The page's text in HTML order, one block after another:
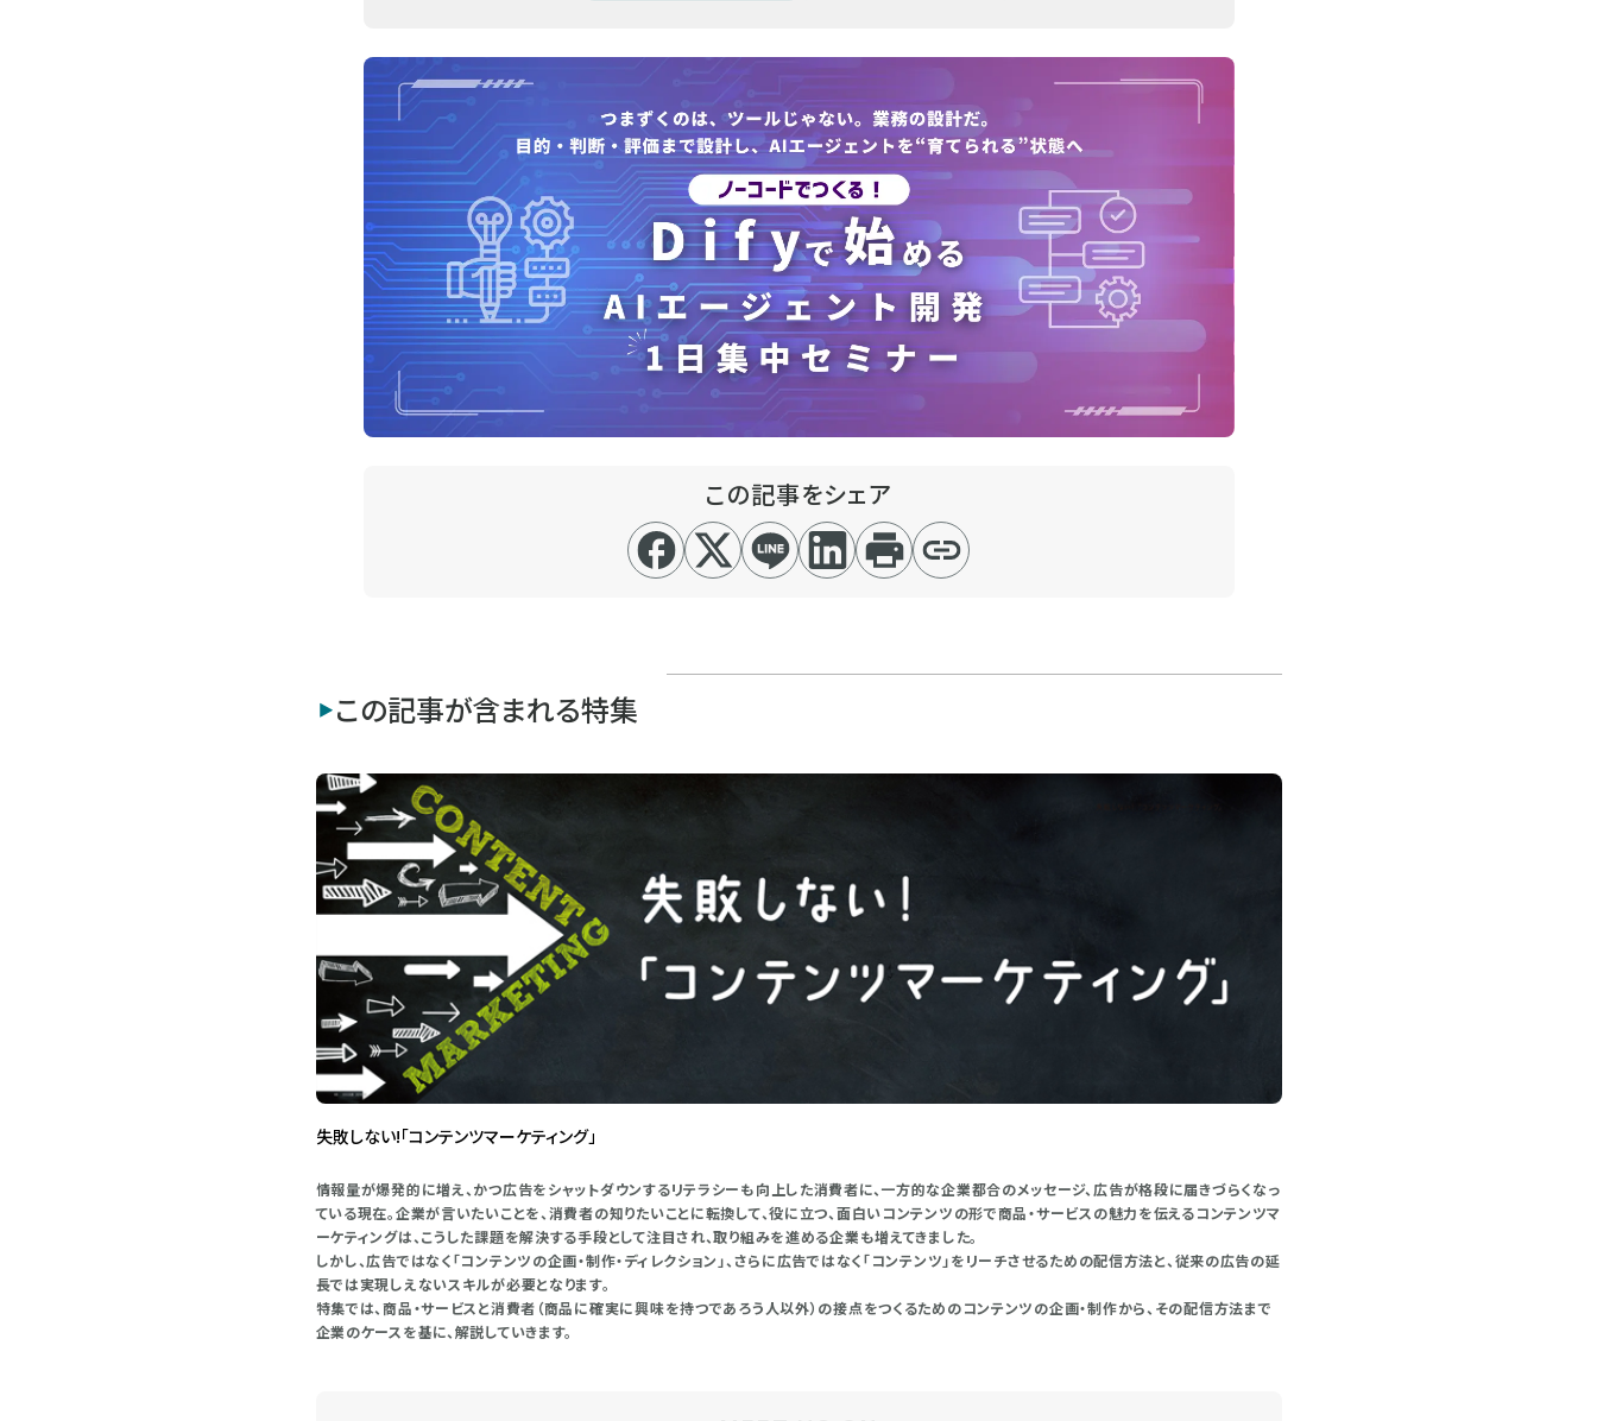
この記事をシェア
この記事が含まれる特集
失敗しない!「コンテンツマーケティング」
情報量が爆発的に増え、かつ広告をシャットダウンするリテラシーも向上した消費者に、一方的な企業都合のメッセージ、広告が格段に届きづらくなっ
ている現在。企業が言いたいことを、消費者の知りたいことに転換して、役に立つ、面白いコンテンツの形で商品・サービスの魅力を伝えるコンテンツマ
ーケティングは、こうした課題を解決する手段として注目され、取り組みを進める企業も増えてきました。
しかし、広告ではなく「コンテンツの企画・制作・ディレクション」、さらに広告ではなく「コンテンツ」をリーチさせるための配信方法と、従来の広告の延
長では実現しえないスキルが必要となります。
特集では、商品・サービスと消費者（商品に確実に興味を持つであろう人以外）の接点をつくるためのコンテンツの企画・制作から、その配信方法まで
企業のケースを基に、解説していきます。